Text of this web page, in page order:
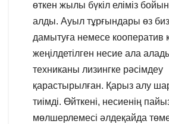
өткен жылы бүкіл еліміз
алды. Ауыл тұрғындары өз
дамытуға немесе кооператив
жеңілдетілген несие ала
техниканы лизингке рәсімдеу
қарастырылған. Қарыз алу
тиімді. Өйткені, несиенің
мөлшерлемесі әлдеқайда